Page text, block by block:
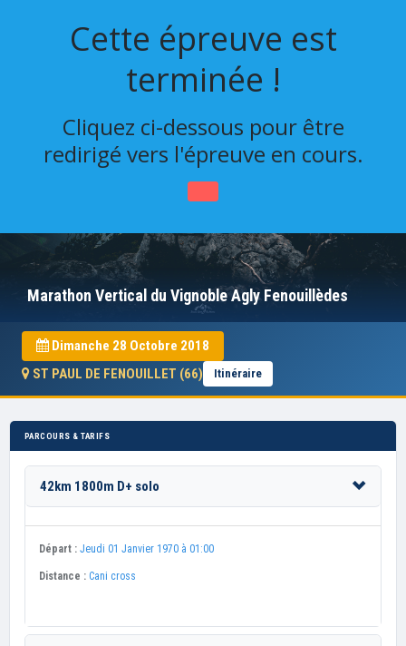
Cette épreuve est
terminée !
Cliquez ci-dessous pour être
redirigé vers l'épreuve en cours.
Marathon Vertical du Vignoble Agly Fenouillèdes
Dimanche 28 Octobre 2018
ST PAUL DE FENOUILLET (66)
Itinéraire
PARCOURS & TARIFS
42km 1800m D+ solo
Départ : Jeudi 01 Janvier 1970 à 01:00
Distance : Cani cross